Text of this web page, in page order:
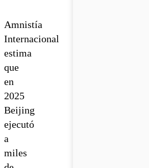
Amnistía
Internacional
estima
que
en
2025
Beijing
ejecutó
a
miles